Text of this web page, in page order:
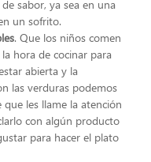
sabor, ya sea en una
un sofrito.
. Que los niños comen
hora de cocinar para
abierta y la
las verduras podemos
les llame la atención
con algún producto
para hacer el plato